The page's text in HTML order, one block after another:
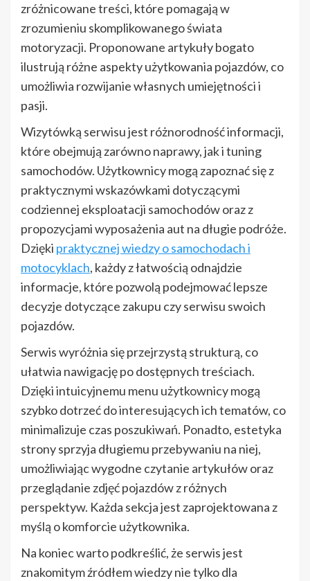
zróżnicowane treści, które pomagają w
zrozumieniu skomplikowanego świata
motoryzacji. Proponowane artykuły bogato
ilustrują różne aspekty użytkowania pojazdów, co
umożliwia rozwijanie własnych umiejętności i
pasji.
Wizytówką serwisu jest różnorodność informacji,
które obejmują zarówno naprawy, jak i tuning
samochodów. Użytkownicy mogą zapoznać się z
praktycznymi wskazówkami dotyczącymi
codziennej eksploatacji samochodów oraz z
propozycjami wyposażenia aut na długie podróże.
Dzięki praktycznej wiedzy o samochodach i
motocyklach, każdy z łatwością odnajdzie
informacje, które pozwolą podejmować lepsze
decyzje dotyczące zakupu czy serwisu swoich
pojazdów.
Serwis wyróżnia się przejrzystą strukturą, co
ułatwia nawigację po dostępnych treściach.
Dzięki intuicyjnemu menu użytkownicy mogą
szybko dotrzeć do interesujących ich tematów, co
minimalizuje czas poszukiwań. Ponadto, estetyka
strony sprzyja długiemu przebywaniu na niej,
umożliwiając wygodne czytanie artykułów oraz
przeglądanie zdjęć pojazdów z różnych
perspektyw. Każda sekcja jest zaprojektowana z
myślą o komforcie użytkownika.
Na koniec warto podkreślić, że serwis jest
znakomitym źródłem wiedzy nie tylko dla